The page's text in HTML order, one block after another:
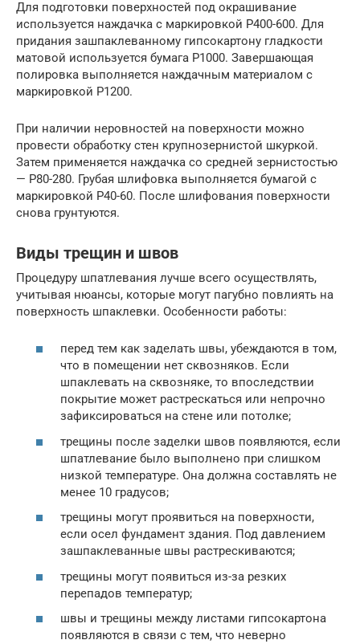
Для подготовки поверхностей под окрашивание
используется наждачка с маркировкой Р400-600. Для
придания зашпаклеванному гипсокартону гладкости
матовой используется бумага Р1000. Завершающая
полировка выполняется наждачным материалом с
маркировкой Р1200.
При наличии неровностей на поверхности можно
провести обработку стен крупнозернистой шкуркой.
Затем применяется наждачка со средней зернистостью
— Р80-280. Грубая шлифовка выполняется бумагой с
маркировкой Р40-60. После шлифования поверхности
снова грунтуются.
Виды трещин и швов
Процедуру шпатлевания лучше всего осуществлять,
учитывая нюансы, которые могут пагубно повлиять на
поверхность шпаклевки. Особенности работы:
перед тем как заделать швы, убеждаются в том,
что в помещении нет сквозняков. Если
шпаклевать на сквозняке, то впоследствии
покрытие может растрескаться или непрочно
зафиксироваться на стене или потолке;
трещины после заделки швов появляются, если
шпатлевание было выполнено при слишком
низкой температуре. Она должна составлять не
менее 10 градусов;
трещины могут проявиться на поверхности,
если осел фундамент здания. Под давлением
зашпаклеванные швы растрескиваются;
трещины могут появиться из-за резких
перепадов температур;
швы и трещины между листами гипсокартона
появляются в связи с тем, что неверно